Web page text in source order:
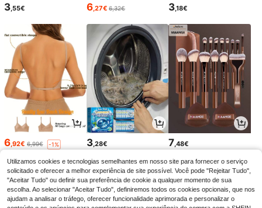
3,55€ 6,27€ 6,32€ 3,18€
6,92€ 6,99€ -1% 3,28€ 7,48€
Utilizamos cookies e tecnologias semelhantes em nosso site para fornecer o serviço
solicitado e oferecer a melhor experiência de site possível. Você pode "Rejeitar Tudo",
"Aceitar Tudo" ou definir sua preferência de cookie a qualquer momento de sua
escolha. Ao selecionar "Aceitar Tudo", definiremos todos os cookies opcionais, que nos
ajudam a analisar o tráfego, oferecer funcionalidade aprimorada e personalizar o